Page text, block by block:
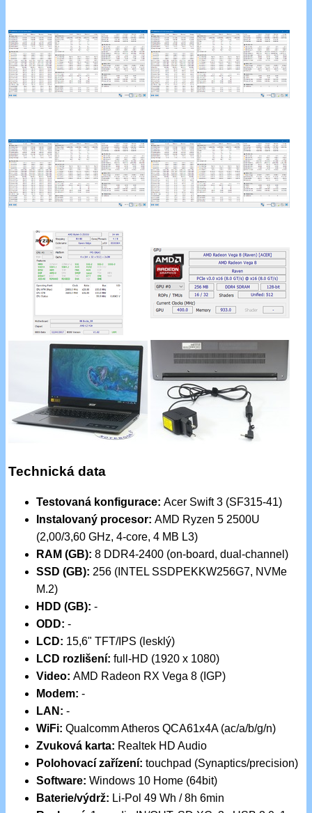
Technická data
Testovaná konfigurace:Acer Swift 3 (SF315-41)
Instalovaný procesor:AMD Ryzen 5 2500U
(2,00/3,60 GHz, 4-core, 4 MB L3)
RAM (GB):8 DDR4-2400 (on-board, dual-channel)
SSD (GB): 256 (INTEL SSDPEKKW256G7, NVMe
M.2)
HDD (GB):-
ODD:-
LCD: 15,6" TFT/IPS (lesklý)
LCD rozlišení:full-HD (1920 x 1080)
Video:AMD Radeon RX Vega 8 (IGP)
Modem:-
LAN:-
WiFi:Qualcomm Atheros QCA61x4A (ac/a/b/g/n)
Zvuková karta: Realtek HD Audio
Polohovací zařízení:touchpad (Synaptics/precision)
Software:Windows 10 Home (64bit)
Baterie/výdrž: Li-Pol 49 Wh / 8h 6min